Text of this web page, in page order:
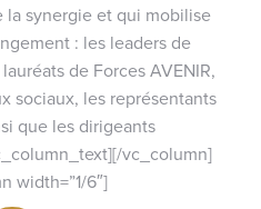
la synergie et qui mobilise
: les leaders de
de Forces AVENIR,
sociaux, les représentants
que les dirigeants
vc_column]
width=”1/6″]